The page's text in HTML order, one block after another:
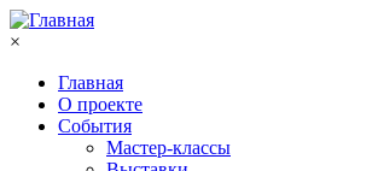
Перейти к основному содержанию
×
Главная
О проекте
События
Мастер-классы